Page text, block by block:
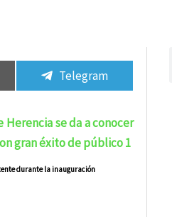
en
Telegram
durante la inauguración
en